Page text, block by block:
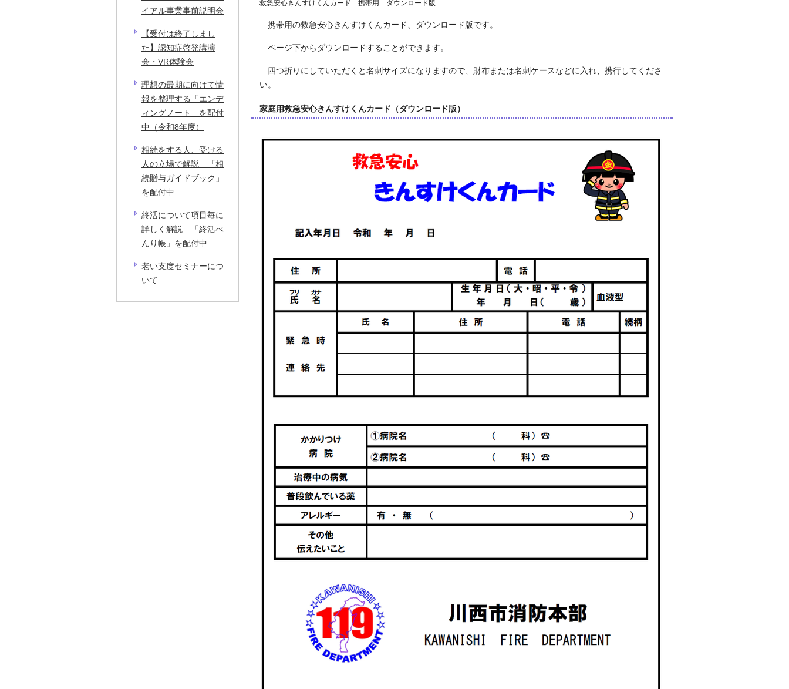
救急安心きんすけくんカード 携帯用 ダウンロード版
携帯用の救急安心きんすけくんカード、ダウンロード版です。
ページ下からダウンロードすることができます。
四つ折りにしていただくと名刺サイズになりますので、財布または名刺ケースなどに入れ、携行してくださ
い。
家庭用救急安心きんすけくんカード（ダウンロード版）
イアル事業事前説明会
【受付は終了しまし
た】認知症啓発講演
会・VR体験会
理想の最期に向けて情
報を整理する「エンデ
ィングノート」を配付
中（令和8年度）
相続をする人、受ける
人の立場で解説 「相
続贈与ガイドブック」
を配付中
終活について項目毎に
詳しく解説 「終活べ
んり帳」を配付中
老い支度セミナーにつ
いて